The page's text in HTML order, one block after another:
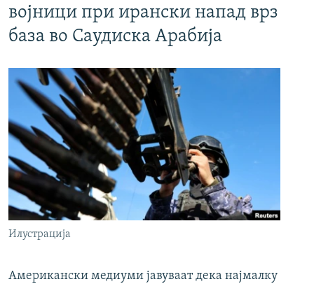
војници при ирански напад врз
база во Саудиска Арабија
Илустрација
Американски медиуми јавуваат дека најмалку